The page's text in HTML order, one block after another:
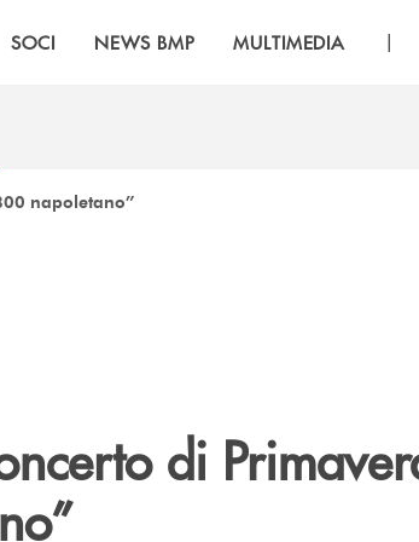
SOCI NEWS BMP MULTIMEDIA |
napoletano”
di